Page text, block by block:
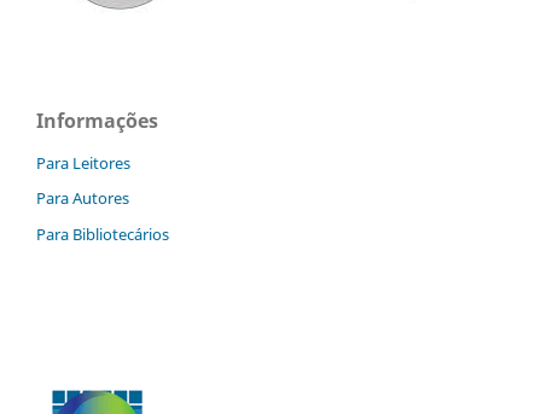
Informações
Para Leitores
Para Autores
Para Bibliotecários